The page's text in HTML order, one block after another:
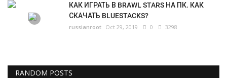
КАК ИГРАТЬ В BRAWL STARS НА ПК. КАК
СКАЧАТЬ BLUESTACKS?
russianroot Oct 29, 2019 0 3298
RANDOM POSTS